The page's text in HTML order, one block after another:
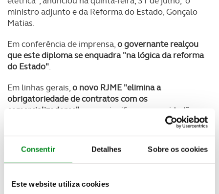
Consentir Detalhes Sobre os cookies
Este website utiliza cookies
ministro adjunto e da Reforma do Estado, Gonçalo
Matias.
Em conferência de imprensa,o governante realçou
que este diploma se enquadra "na lógica da reforma
do Estado".
Em linhas gerais,o novo RJME "elimina a
obrigatoriedade de contratos com os
comercializadores" , o que significa que os cidadãos,
"para carregar o seu veículo elétrico, já não têm que
comercializadores", de acordo com o governante.
Newsletter Revista